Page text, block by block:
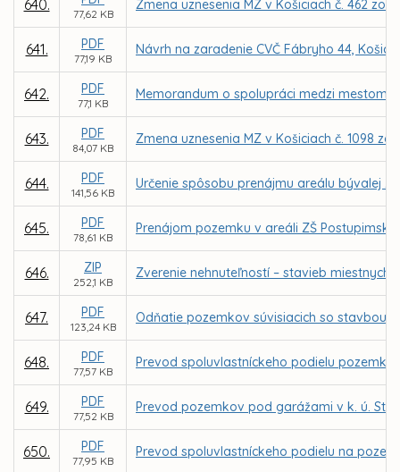
640.
77,62 KB
Zmena uznesenia MZ v Košiciach č. 462 zo
641. PDF
77,19 KB
Návrh na zaradenie CVČ Fábryho 44,
642. PDF
77,1 KB
Memorandum o spolupráci medzi mestom
643. PDF
84,07 KB
Zmena uznesenia MZ v Košiciach č. 1098
644. PDF
141,56 KB
Určenie spôsobu prenájmu areálu bývalej
645. PDF
78,61 KB
Prenájom pozemku v areáli ZŠ
646. ZIP
252,1 KB
Zverenie nehnuteľností – stavieb miestnych
647. PDF
123,24 KB
Odňatie pozemkov súvisiacich so stavbou
648. PDF
77,57 KB
Prevod spoluvlastníckeho podielu pozemku,
649. PDF
77,52 KB
Prevod pozemkov pod garážami v k. ú.
650. PDF
77,95 KB
Prevod spoluvlastníckeho podielu na